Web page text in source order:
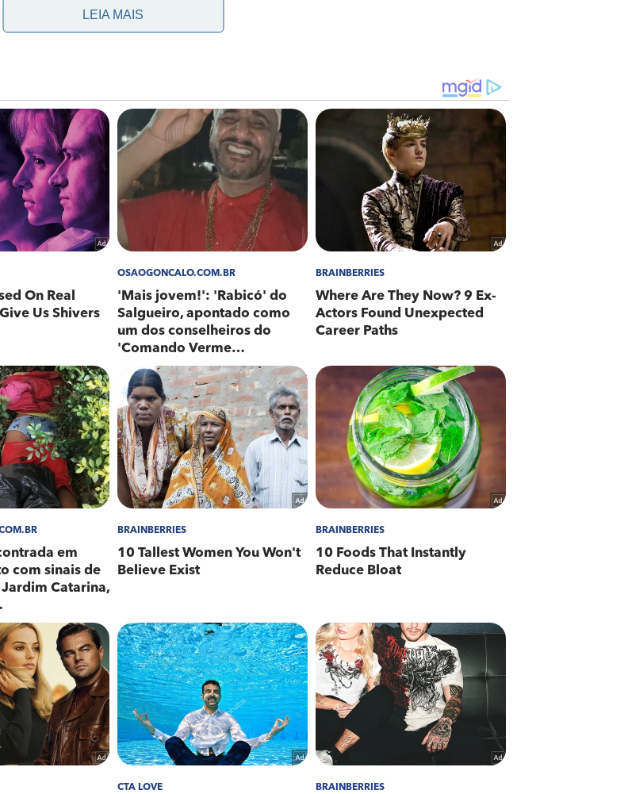
o cumprimento de um mandado de prisão, expedido pela 4ª Vara Criminal
unidade prisional, ele acabou se desvencilhando dos PMs e correu em
de 25, que estava na porta da DP e fugiram.
em São Gonçalo; Vídeos!
seguiram em direção a Icaraí. Os policiais então fizeram cerco tático e
Peixoto com Álvares de Azevedo. Neste instante, Jorge Eduardo tentou
os dois foram conduzidos para 76ºDP, onde contra Eliezer, constava
eletrônica, onde descumpriu as medidas cautelares da Justiça, e foi
e Facilitação de fuga de preso, descritos nos art. 147 e 351 do CP,
que repasse de forma anônima informações sobre o foragido da Justiça,
de atendimento:
2253 1177 ou 0300-253-1177
(técnica de processamento de dados que remove ou modifica informações
LEIA MAIS